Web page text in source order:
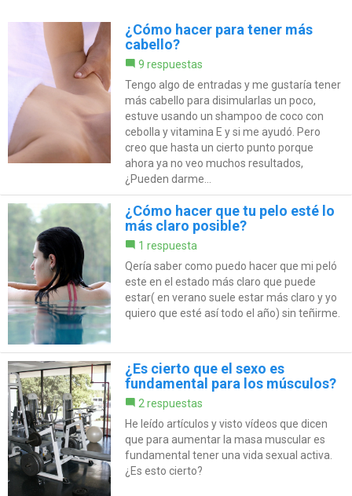
¿Cómo hacer para tener más
cabello?
9 respuestas
Tengo algo de entradas y me gustaría tener
más cabello para disimularlas un poco,
estuve usando un shampoo de coco con
cebolla y vitamina E y si me ayudó. Pero
creo que hasta un cierto punto porque
ahora ya no veo muchos resultados,
¿Pueden darme...
¿Cómo hacer que tu pelo esté lo
más claro posible?
1 respuesta
Qería saber como puedo hacer que mi peló
este en el estado más claro que puede
estar( en verano suele estar más claro y yo
quiero que esté así todo el año) sin teñirme.
¿Es cierto que el sexo es
fundamental para los músculos?
2 respuestas
He leído artículos y visto vídeos que dicen
que para aumentar la masa muscular es
fundamental tener una vida sexual activa.
¿Es esto cierto?